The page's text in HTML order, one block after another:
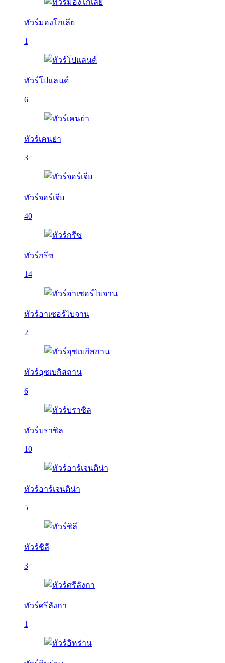
ทัวร์มองโกเลีย
1
ทัวร์โปแลนด์
6
ทัวร์เคนย่า
3
ทัวร์จอร์เจีย
40
ทัวร์กรีซ
14
ทัวร์อาเซอร์ไบจาน
2
ทัวร์อุซเบกิสถาน
6
ทัวร์บราซิล
10
ทัวร์อาร์เจนติน่า
5
ทัวร์ชิลี
3
ทัวร์ศรีลังกา
1